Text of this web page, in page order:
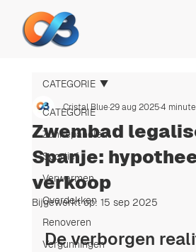
CATEGORIE
Zonnepanelen
Sportief
Verwarmen
Overdekken
Renoveren
Vergunningen
CATEGORIE
Zwembad
Spanje:
verkoop
Cristal Blue29 aug 20254
Bijgewerkt op: 15 sep 2025
De verborgen